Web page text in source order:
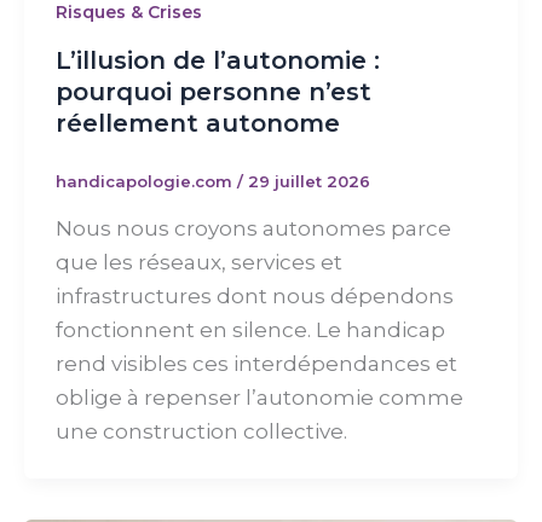
Risques & Crises
L’illusion de l’autonomie :
pourquoi personne n’est
réellement autonome
handicapologie.com / 29 juillet 2026
Nous nous croyons autonomes parce
que les réseaux, services et
infrastructures dont nous dépendons
fonctionnent en silence. Le handicap
rend visibles ces interdépendances et
oblige à repenser l’autonomie comme
une construction collective.